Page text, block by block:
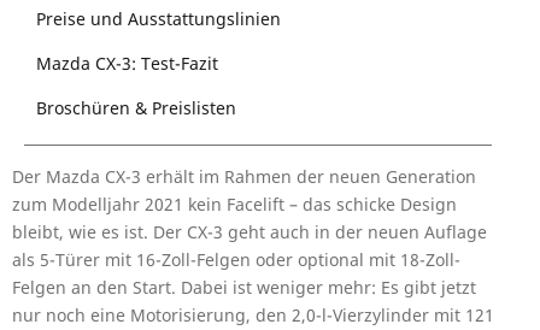
Preise und Ausstattungslinien
Mazda CX-3: Test-Fazit
Broschüren & Preislisten
Der Mazda CX-3 erhält im Rahmen der neuen Generation
zum Modelljahr 2021 kein Facelift – das schicke Design
bleibt, wie es ist. Der CX-3 geht auch in der neuen Auflage
als 5-Türer mit 16-Zoll-Felgen oder optional mit 18-Zoll-
Felgen an den Start. Dabei ist weniger mehr: Es gibt jetzt
nur noch eine Motorisierung, den 2,0-l-Vierzylinder mit 121